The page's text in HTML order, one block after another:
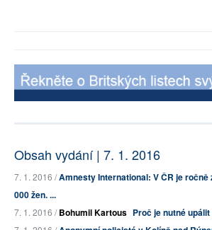
Obsah vydání | 7. 1. 2016
7. 1. 2016 /Amnesty International: V ČR je ročně
000 žen. ...
7. 1. 2016 /Bohumil Kartous Proč je nutné